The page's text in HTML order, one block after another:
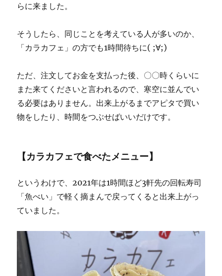
らに来ました。
そうしたら、同じことを考えている人が多いのか、
「カラカフェ」の方でも1時間待ちに( ;∀;)
ただ、注文してお金を支払った後、〇〇時くらいに
また来てくださいと言われるので、寒空に並んでい
る必要はありません。出来上がるまでアピタで買い
物をしたり、時間をつぶせばいいだけです。
【カラカフェで食べたメニュー】
というわけで、2021年は1時間ほど3軒先の回転寿司
「魚べい」で軽く摘まんで戻ってくると出来上がっ
ていました。